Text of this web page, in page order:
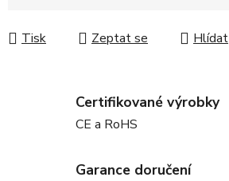
Tisk
Zeptat se Hlídat
Certifikované výrobky
CE a RoHS
Garance doručení